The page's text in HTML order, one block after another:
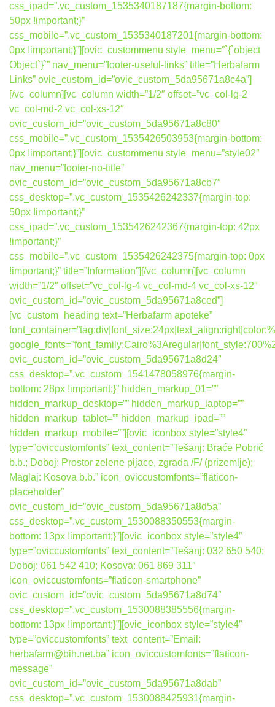
css_ipad=”.vc_custom_1535340187187{margin-bottom:
50px !important;}”
css_mobile=”.vc_custom_1535340187201{margin-bottom:
0px !important;}”][ovic_custommenu style_menu=”`{`object
Object`}`” nav_menu=”footer-useful-links” title=”Herbafarm
Links” ovic_custom_id=”ovic_custom_5da95671a8c4a”]
[/vc_column][vc_column width=”1/2″ offset=”vc_col-lg-2
vc_col-md-2 vc_col-xs-12″
ovic_custom_id=”ovic_custom_5da95671a8c80″
css_mobile=”.vc_custom_1535426503953{margin-bottom:
0px !important;}”][ovic_custommenu style_menu=”style02″
nav_menu=”footer-no-title”
ovic_custom_id=”ovic_custom_5da95671a8cb7″
css_desktop=”.vc_custom_1535426242337{margin-top:
50px !important;}”
css_ipad=”.vc_custom_1535426242367{margin-top: 42px
!important;}”
css_mobile=”.vc_custom_1535426242375{margin-top: 0px
!important;}” title=”Information”][/vc_column][vc_column
width=”1/2″ offset=”vc_col-lg-4 vc_col-md-4 vc_col-xs-12″
ovic_custom_id=”ovic_custom_5da95671a8ced”]
[vc_custom_heading text=”Herbafarm apoteke”
ovic_custom_id=”ovic_custom_5da95671a8d24″
css_desktop=”.vc_custom_1541478058976{margin-
bottom: 28px !important;}” hidden_markup_01=””
hidden_markup_desktop=”” hidden_markup_laptop=””
hidden_markup_tablet=”” hidden_markup_ipad=””
hidden_markup_mobile=””][ovic_iconbox style=”style4″
type=”oviccustomfonts” text_content=”Tešanj: Braće Pobrić
b.b.; Doboj: Prostor zelene pijace, zgrada /F/ (prizemlje);
Maglaj: Kosova b.b.” icon_oviccustomfonts=”flaticon-
placeholder”
ovic_custom_id=”ovic_custom_5da95671a8d5a”
css_desktop=”.vc_custom_1530088350553{margin-
bottom: 13px !important;}”][ovic_iconbox style=”style4″
type=”oviccustomfonts” text_content=”Tešanj: 032 650 540;
Doboj: 061 542 410; Kosova: 061 869 311″
icon_oviccustomfonts=”flaticon-smartphone”
ovic_custom_id=”ovic_custom_5da95671a8d74″
css_desktop=”.vc_custom_1530088385556{margin-
bottom: 13px !important;}”][ovic_iconbox style=”style4″
type=”oviccustomfonts” text_content=”Email:
herbafarm@bih.net.ba” icon_oviccustomfonts=”flaticon-
message”
ovic_custom_id=”ovic_custom_5da95671a8dab”
css_desktop=”.vc_custom_1530088425931{margin-